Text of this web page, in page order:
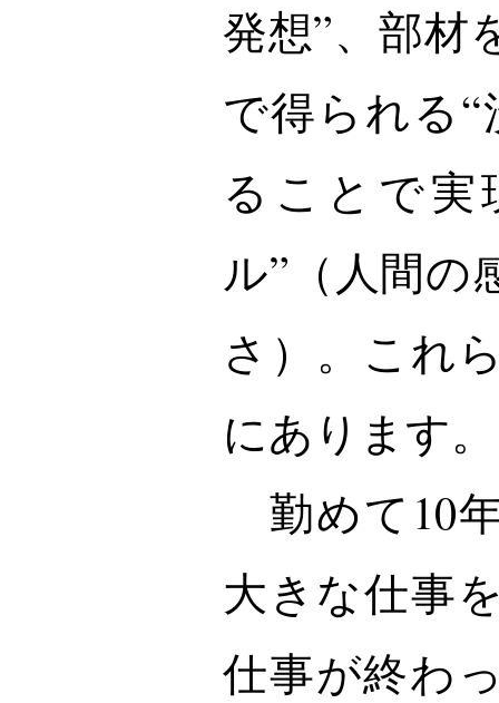
発想”、部材
で得られる
ることで実
ル”（人間の
さ）。これ
にあります。
勤めて10
大きな仕事
仕事が終わ